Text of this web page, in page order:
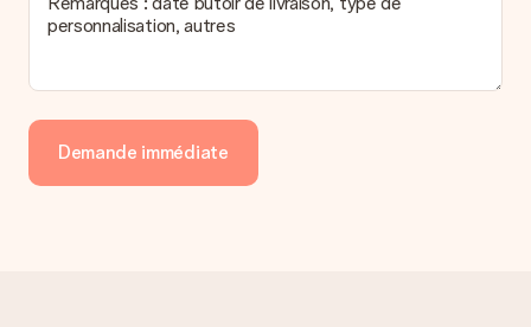
personnalisation, autres
Demande immédiate